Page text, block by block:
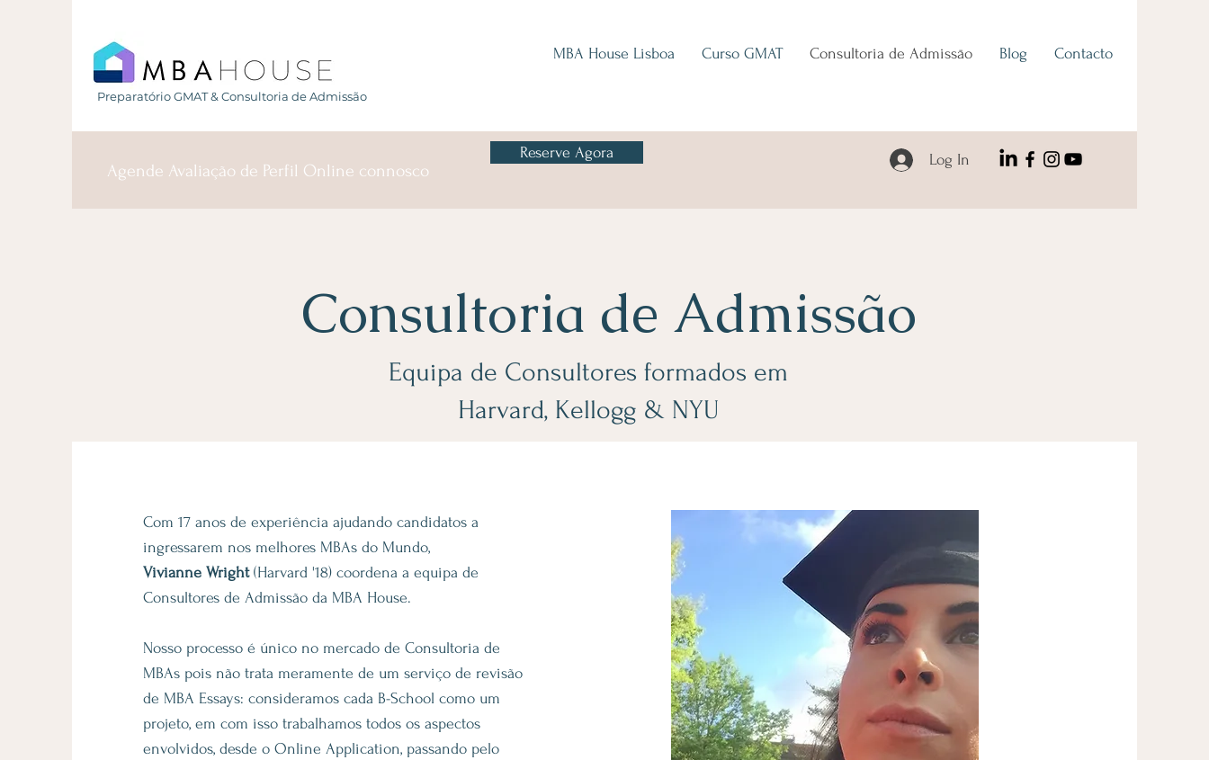
MBA House Lisboa Curso GMAT Consultoria de Admissāo Blog Contacto
Preparatório GMAT & Consultoria de Admissão
Agende Avaliação de Perfil Online connosco
Reserve Agora Log In
Consultoria de Admissão
Equipa de Consultores formados em
Harvard, Kellogg & NYU
Com 17 anos de experiência ajudando candidatos a
ingressarem nos melhores MBAs do Mundo,
Vivianne Wright(Harvard '18) coordena a equipa de
Consultores de Admissão da MBA House.
Nosso processo é único no mercado de Consultoria de
MBAs pois não trata meramente de um serviço de revisão
de MBA Essays: consideramos cada B-School como um
projeto, em com isso trabalhamos todos os aspectos
envolvidos, desde o Online Application, passando pelo